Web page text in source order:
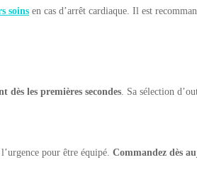
soins en cas d’arrêt cardiaque. Il est
dès les premières secondes. Sa sélection
pour être équipé.Commandez dès